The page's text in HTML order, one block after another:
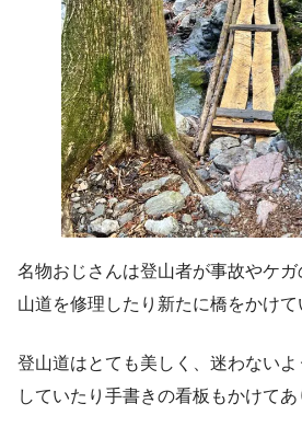
名物おじさんは登山者が事故やケ
山道を修理したり新たに橋をかけて
登山道はとても美しく、迷わないよ
していたり手書きの看板もかけてあ